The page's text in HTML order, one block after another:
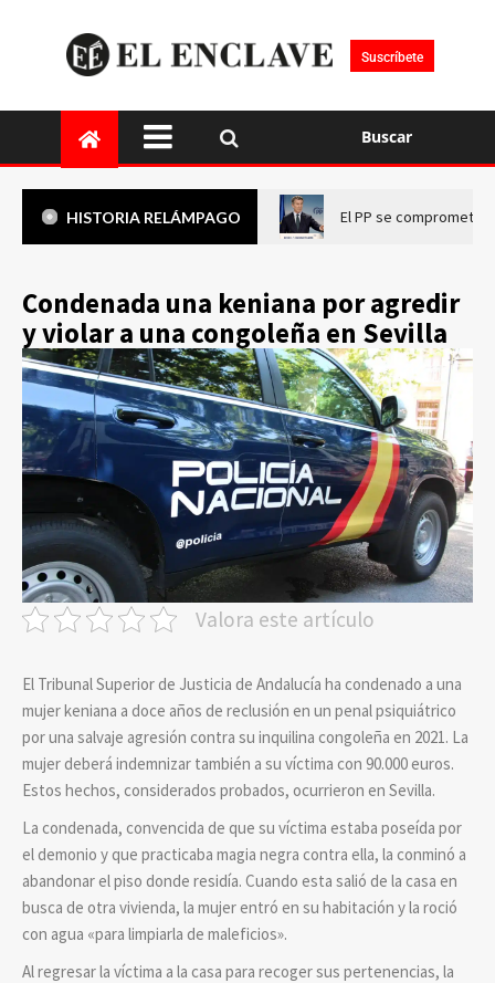
Suscríbete
Buscar
HISTORIA RELÁMPAGO El PP se compromete
Condenada una keniana por agredir
y violar a una congoleña en Sevilla
Valora este artículo
El Tribunal Superior de Justicia de Andalucía ha condenado a una
mujer keniana a doce años de reclusión en un penal psiquiátrico
por una salvaje agresión contra su inquilina congoleña en 2021. La
mujer deberá indemnizar también a su víctima con 90.000 euros.
Estos hechos, considerados probados, ocurrieron en Sevilla.
La condenada, convencida de que su víctima estaba poseída por
el demonio y que practicaba magia negra contra ella, la conminó a
abandonar el piso donde residía. Cuando esta salió de la casa en
busca de otra vivienda, la mujer entró en su habitación y la roció
con agua «para limpiarla de maleficios».
Al regresar la víctima a la casa para recoger sus pertenencias, la